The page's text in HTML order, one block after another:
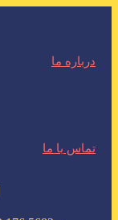
درباره ما
تماس با ما